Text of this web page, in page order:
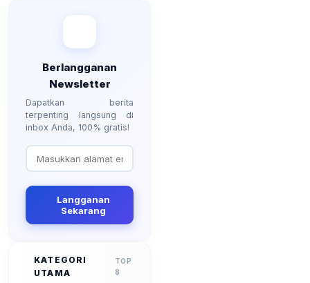
Berlangganan
Newsletter
Dapatkan berita
terpenting langsung di
inbox Anda, 100% gratis!
Langganan
Sekarang
KATEGORI
UTAMA
TOP
8